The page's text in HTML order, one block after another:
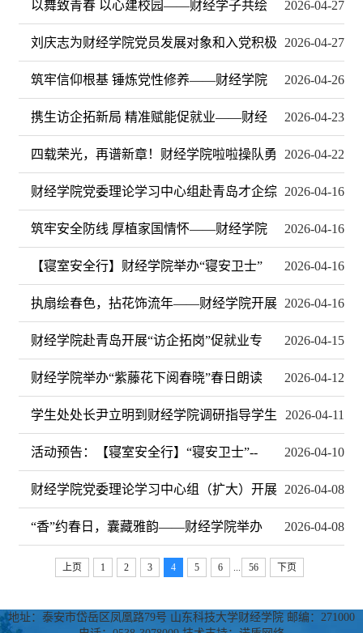
以舞致青春 以心建校园——财经学子共绘 2026-04-27
刘庆志为财经学院党员发展对象和入党积极 2026-04-27
筑牢信仰根基 锤炼党性修养——财经学院 2026-04-26
携生访企拓新局 精准赋能促就业——财经 2026-04-23
四载荣光，再谱新章！财经学院啦啦操队勇 2026-04-22
财经学院党委理论学习中心组赴青岛才企综 2026-04-16
筑牢安全防线 厚植家国情怀——财经学院 2026-04-16
【寝室安全行】财经学院举办“寝安卫士” 2026-04-16
执扇绘春色，拈花饰流年——财经学院开展 2026-04-16
财经学院赴青岛开展“访企拓岗”促就业专 2026-04-15
财经学院举办“紫藤花下阅春晓”春日朗读 2026-04-12
学生处处长尹立明到财经学院调研指导学生 2026-04-11
活动预告：【寝室安全行】“寝安卫士”-- 2026-04-10
财经学院党委理论学习中心组（扩大）开展 2026-04-08
“香”约春日，囊藏雅韵——财经学院举办 2026-04-08
上页 1 2 3 4 5 6 ... 56 下页
地址：泰安市岱岳区凤凰路79号 山东科技大学财经学院 邮编：271000